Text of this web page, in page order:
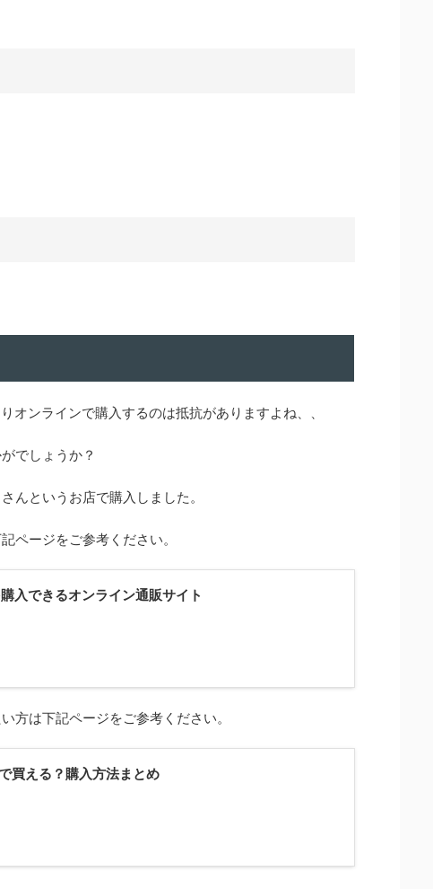
オンラインで購入するのは抵抗がありますよね、、
でしょうか？
んというお店で購入しました。
ページをご参考ください。
入できるオンライン通販サイト
方は下記ページをご参考ください。
買える？購入方法まとめ